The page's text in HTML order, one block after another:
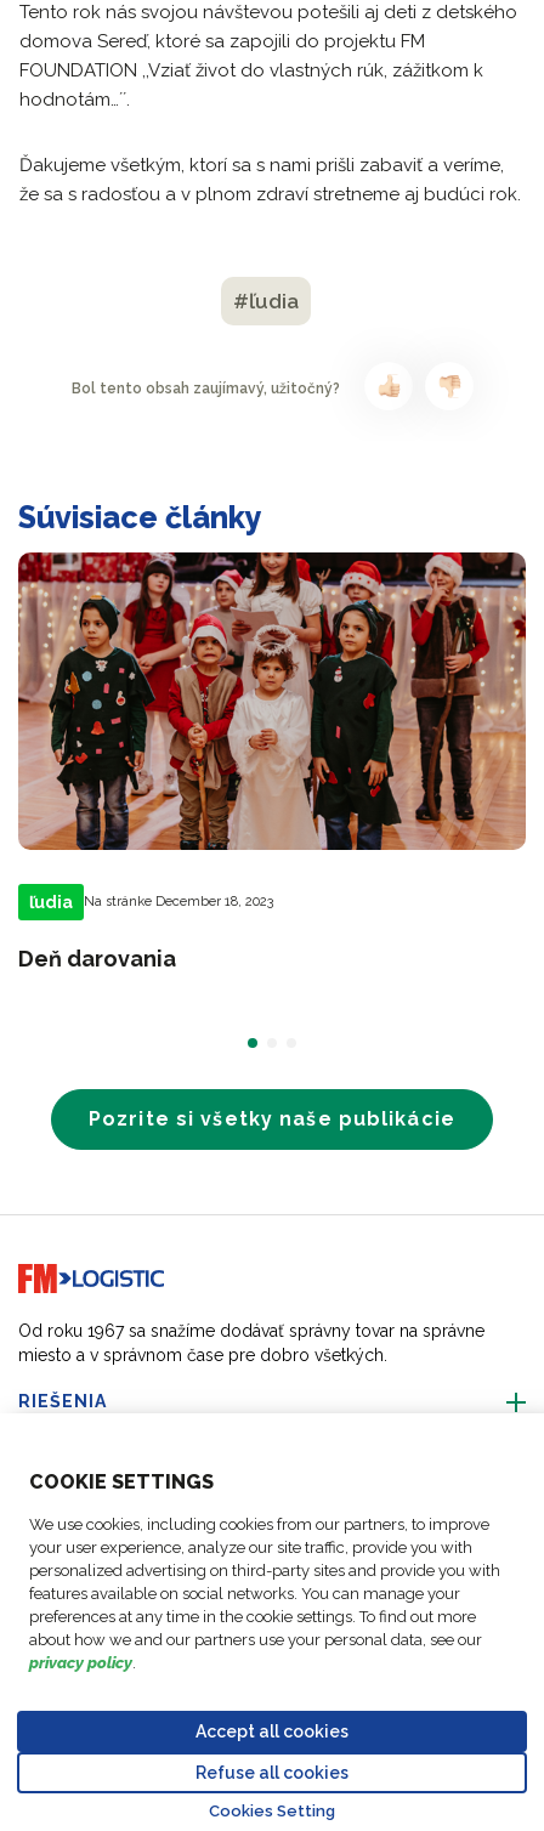
COOKIE SETTINGS
We use cookies, including cookies from our partners, to improve
your user experience, analyze our site traffic, provide you with
personalized advertising on third-party sites and provide you with
features available on social networks. You can manage your
preferences at any time in the cookie settings. To find out more
about how we and our partners use your personal data, see our
privacy policy.
Accept all cookies
Refuse all cookies
Cookies Setting
Tento rok nás svojou návštevou potešili aj deti z detského
domova Sereď, ktoré sa zapojili do projektu FM
FOUNDATION ,,Vziať život do vlastných rúk, zážitkom k
hodnotám…´´.
Ďakujeme všetkým, ktorí sa s nami prišli zabaviť a veríme,
že sa s radosťou a v plnom zdraví stretneme aj budúci rok.
#ľudia
Bol tento obsah zaujímavý, užitočný?
Súvisiace články
ľudia Na stránke December 18, 2023
Deň darovania
Pozrite si všetky naše publikácie
Go to home page
Od roku 1967 sa snažíme dodávať správny tovar na správne
miesto a v správnom čase pre dobro všetkých.
RIEŠENIA
O NÁS
SLEDUJTE NÁS
súborov cookie oznámenia
údajov